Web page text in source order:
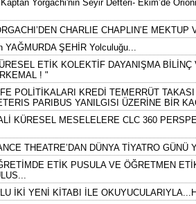
Yorgachi'nin Seyir Defteri- Ekim’de
CHARLIE CHAPLIN’E MEKTUP
YAĞMURDA ŞEHİR Yolculuğu...
ETİK KOLEKTİF DAYANIŞMA
! "
POLİTİKALARI KREDİ TEMERRÜT
PARIBUS YANILGISI ÜZERİNE BİR
KÜRESEL MESELELERE CLC 360
THEATRE’DAN DÜNYA TİYATRO GÜNÜ
ETİK PUSULA VE ÖĞRETMEN
İKİ YENİ KİTABI İLE